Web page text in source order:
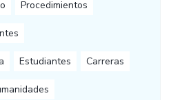
Procedimientos
Estudiantes Carreras